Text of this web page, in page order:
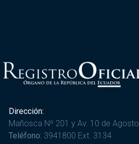
Dirección:
Mañosca Nº 201 y Av. 10 de Agosto
Teléfono: 3941800 Ext. 3134